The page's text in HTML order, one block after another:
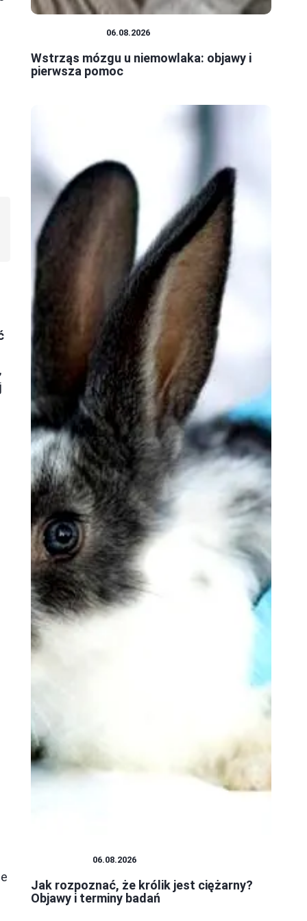
06.08.2026
Wstrząs mózgu u niemowlaka: objawy i
pierwsza pomoc
06.08.2026
Jak rozpoznać, że królik jest ciężarny?
Objawy i terminy badań